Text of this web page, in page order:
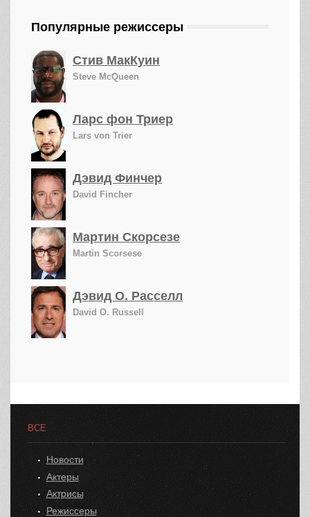
Популярные режиссеры
Стив МакКуин
Steve McQueen
Ларс фон Триер
Lars von Trier
Дэвид Финчер
David Fincher
Мартин Скорсезе
Martin Scorsese
Дэвид О. Расселл
David O. Russell
ВСЕ
Новости
Актеры
Актрисы
Режиссеры